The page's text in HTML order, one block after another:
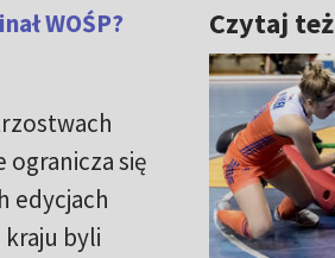
Czytaj też
WOŚP?
ogranicza się
edycjach
byli